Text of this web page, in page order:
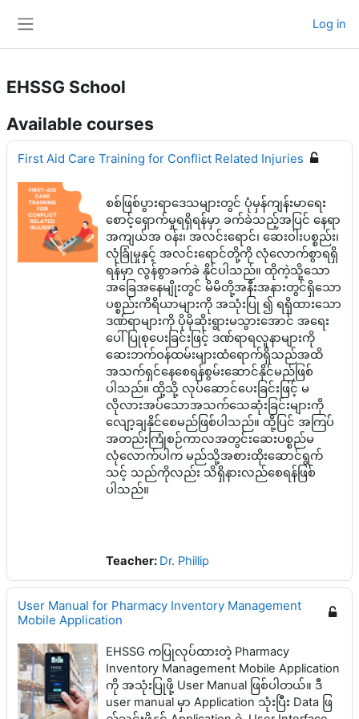
Log in
EHSSG School
Available courses
First Aid Care Training for Conflict Related Injuries
စစ်ဖြစ်ပွားရာဒေသများတွင် ပုံမှန်ကျန်းမာရေး
စောင့်ရှောက်မှုရရှိရန်မှာ ခက်ခဲသည့်အပြင် နေရာ
အကျယ်အ ဝန်း၊ အလင်းရောင်၊ ဆေးဝါးပစ္စည်း၊
လုံခြုံမှုနှင့် အလင်းရောင်တို့ကို လုံလောက်စွာရရှိ
ရန်မှာ လွန်စွာခက်ခဲ နိုင်ပါသည်။ ထိုကဲ့သို့သော
အခြေအနေမျိုးတွင် မိမိတို့အနီးအနားတွင်ရှိသော
ပစ္စည်းကိရိယာများကို အသုံးပြု ၍ ရရှိထားသော
ဒဏ်ရာများကို ပိုမိုဆိုးရွားမသွားအောင် အရေး
ပေါ်ပြုစုပေးခြင်းဖြင့် ဒဏ်ရာရလူနာများကို
ဆေးဘက်ဝန်ထမ်းများထံရောက်ရှိသည်အထိ
အသက်ရှင်နေစေရန်စွမ်းဆောင်နိုင်မည်ဖြစ်
ပါသည်။ ထို့သို့ လုပ်ဆောင်ပေးခြင်းဖြင့် မ
လိုလားအပ်သောအသက်သေဆုံးခြင်းများကို
လျော့ချနိုင်စေမည်ဖြစ်ပါသည်။ ထို့ပြင် အကြပ်
အတည်းကြုံစဉ်ကာလအတွင်းဆေးပစ္စည်မ
လုံလောက်ပါက မည်သို့အစားထိုးဆောင်ရွက်
သင့် သည်ကိုလည်း သိရှိနားလည်စေရန်ဖြစ်
ပါသည်။
Teacher: Dr. Phillip
User Manual for Pharmacy Inventory Management
Mobile Application
EHSSG ကပြုလုပ်ထားတဲ့ Pharmacy
Inventory Management Mobile Application
ကို အသုံးပြုဖို့ User Manual ဖြစ်ပါတယ်။ ဒီ
user manual မှာ Application သုံးပြီး Data ဖြ